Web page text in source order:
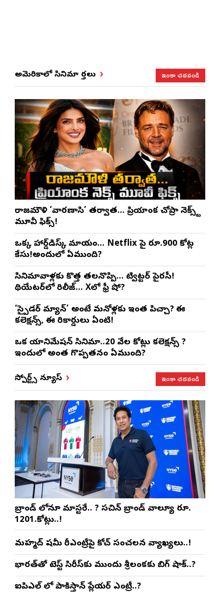
అమెరికాలో సినిమా వార్తలు ఇంకా చదవండి
రాజమౌళి ‘వారణాసి’ తర్వాత… ప్రియాంక చోప్రా నెక్స్ట్
మూవీ ఫిక్స్!
ఒక్క హార్డ్‌డిస్క్ మాయం… Netflix పై రూ.900 కోట్ల
కేసు!అందులో ఏముంది?
సినిమావాళ్లకు కొత్త తలనొప్పి… ట్విట్టర్ పైరసీ!
థియేటర్‌లో రిలీజ్… Xలో ఫ్రీ షో?
‘స్పైడర్ మ్యాన్’ అంటే మనోళ్లకు ఇంత పిచ్చా? ఈ
కలెక్షన్స్, ఈ రికార్డులు ఏంటి!
ఒక యానిమేషన్ సినిమా..20 వేల కోట్లు కలెక్షన్స్ ?
ఇందులో అంత గొప్పతనం ఏముంది?
స్పోర్ట్స్ న్యూస్ ఇంకా చదవండి
బ్రాండ్ లోనూ మాస్టరే.. ? సచిన్ బ్రాండ్ వాల్యూ రూ.
1201.కోట్లు..!
మహ్మద్ షమీ రీఎంట్రీపై కోచ్ సంచలన వ్యాఖ్యలు..!
భారత్‌తో టెస్ట్ సిరీస్‌కు ముందు శ్రీలంకకు బిగ్ షాక్..?
ఐపిఎల్ లో పాకిస్తాన్ ప్లేయర్ ఎంట్రీ..?